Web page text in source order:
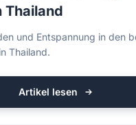
Thailand
und Entspannung in den
Thailand.
Artikel lesen